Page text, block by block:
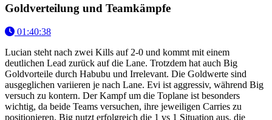
Goldverteilung und Teamkämpfe
01:40:38
Lucian steht nach zwei Kills auf 2-0 und kommt mit einem
deutlichen Lead zurück auf die Lane. Trotzdem hat auch Big
Goldvorteile durch Habubu und Irrelevant. Die Goldwerte sind
ausgeglichen variieren je nach Lane. Evi ist aggressiv, während Big
versuch zu kontern. Der Kampf um die Toplane ist besonders
wichtig, da beide Teams versuchen, ihre jeweiligen Carries zu
positionieren. Big nutzt erfolgreich die 1 vs 1 Situation aus, die